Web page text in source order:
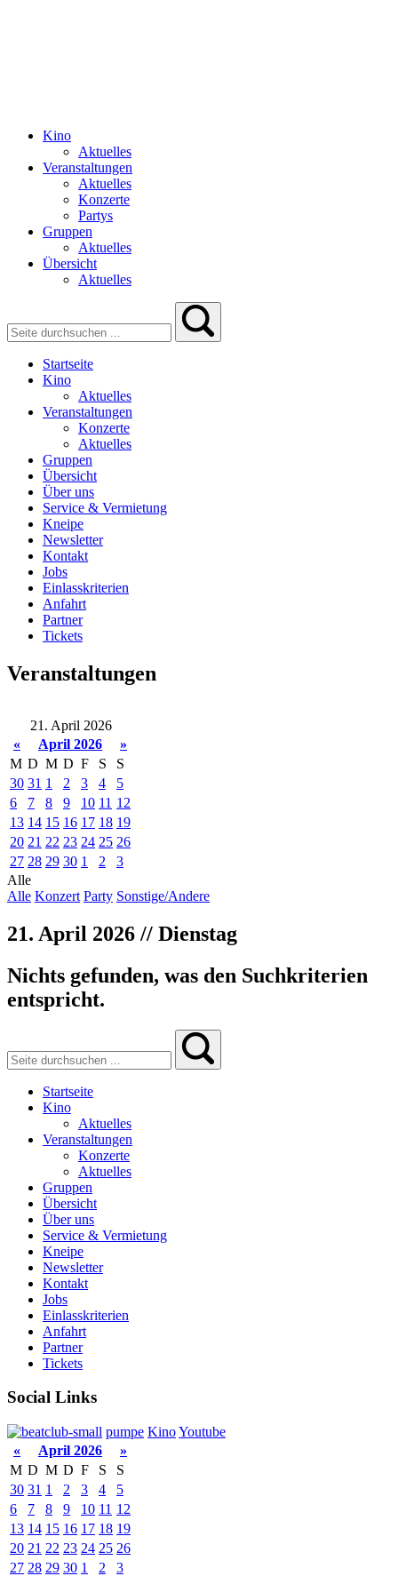
Kino
Aktuelles
Veranstaltungen
Aktuelles
Konzerte
Partys
Gruppen
Aktuelles
Übersicht
Aktuelles
Startseite
Kino
Aktuelles
Veranstaltungen
Konzerte
Aktuelles
Gruppen
Übersicht
Über uns
Service & Vermietung
Kneipe
Newsletter
Kontakt
Jobs
Einlasskriterien
Anfahrt
Partner
Tickets
Veranstaltungen
21. April 2026
«
April 2026
»
M D M D F S
S
30 31 1 2 3 4
5
6
7 8 9 10 11 12
13 14 15 16 17 18 19
20 21 22 23 24 25 26
27 28 29 30 1 2
3
Alle
Alle Konzert Party Sonstige/Andere
21. April 2026 // Dienstag
Nichts gefunden, was den Suchkriterien
entspricht.
Startseite
Kino
Aktuelles
Veranstaltungen
Konzerte
Aktuelles
Gruppen
Übersicht
Über uns
Service & Vermietung
Kneipe
Newsletter
Kontakt
Jobs
Einlasskriterien
Anfahrt
Partner
Tickets
Social Links
pumpe KinoYoutube
«
April 2026
»
M D M D F S
S
30 31 1 2 3 4
5
6
7 8 9 10 11 12
13 14 15 16 17 18 19
20 21 22 23 24 25 26
27 28 29 30 1 2 3